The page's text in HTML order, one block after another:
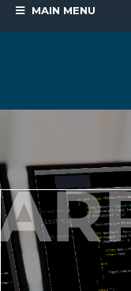
MAIN MENU